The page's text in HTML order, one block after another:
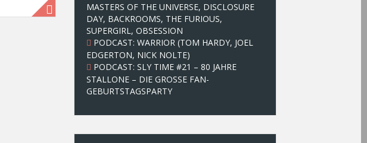
MASTERS OF THE UNIVERSE, DISCLOSURE
DAY, BACKROOMS, THE FURIOUS,
SUPERGIRL, OBSESSION
PODCAST: WARRIOR (TOM HARDY, JOEL
EDGERTON, NICK NOLTE)
PODCAST: SLY TIME #21 – 80 JAHRE
STALLONE – DIE GROSSE FAN-
GEBURTSTAGSPARTY